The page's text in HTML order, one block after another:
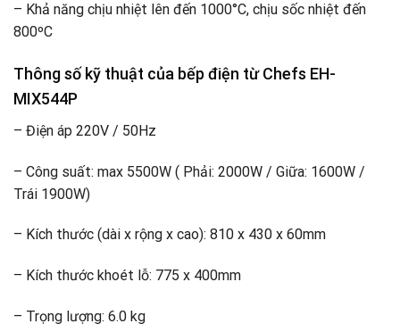
– Khả năng chịu nhiệt lên đến 1000°C, chịu sốc nhiệt đến
800ºC
Thông số kỹ thuật của bếp điện từ Chefs EH-
MIX544P
– Điện áp 220V / 50Hz
– Công suất: max 5500W ( Phải: 2000W / Giữa: 1600W /
Trái 1900W)
– Kích thước (dài x rộng x cao): 810 x 430 x 60mm
– Kích thước khoét lỗ: 775 x 400mm
– Trọng lượng: 6.0 kg